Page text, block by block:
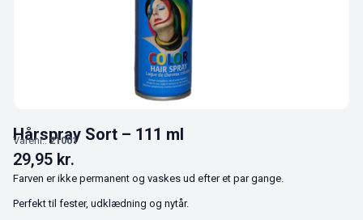
Hårspray Sort – 111 ml
Varenr.: 21001
29,95 kr.
Farven er ikke permanent og vaskes ud efter et par gange.
Perfekt til fester, udklædning og nytår.